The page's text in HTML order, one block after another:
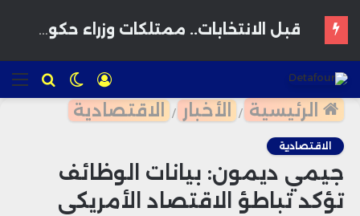
للبحث الوضع
المظلم
تسجيل
الدخول
الرئيسية / الأخبار / الاقتصادية
الاقتصادية
جيمي ديمون: بيانات الوظائف
تؤكد تباطؤ الاقتصاد الأمريكي